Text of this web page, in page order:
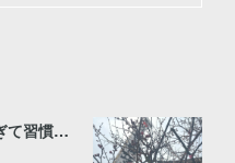
スタートダッシュでがんばりすぎて習慣化できない！の対処法